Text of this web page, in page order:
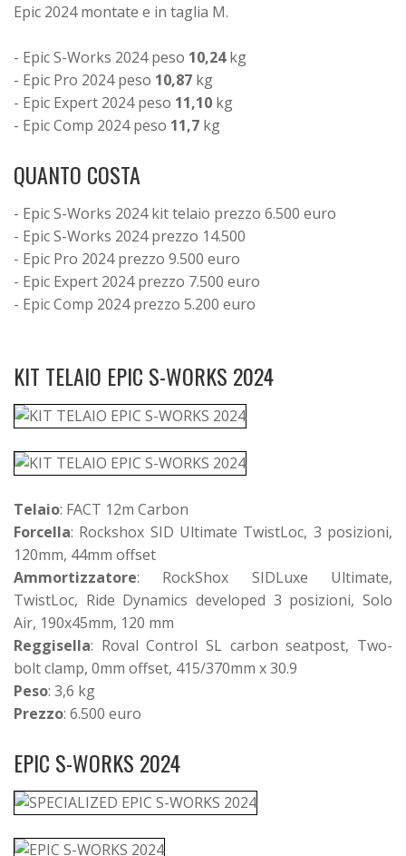
Epic 2024 montate e in taglia M.
- Epic S-Works 2024 peso 10,24kg
- Epic Pro 2024 peso 10,87 kg
- Epic Expert 2024 peso 11,10 kg
- Epic Comp 2024 peso 11,7 kg
QUANTO COSTA
- Epic S-Works 2024 kit telaio prezzo 6.500 euro
- Epic S-Works 2024 prezzo 14.500
- Epic Pro 2024 prezzo 9.500 euro
- Epic Expert 2024 prezzo 7.500 euro
- Epic Comp 2024 prezzo 5.200 euro
KIT TELAIO EPIC S-WORKS 2024
Telaio: FACT 12m Carbon
Forcella: Rockshox SID Ultimate TwistLoc, 3 posizioni,
120mm, 44mm offset
Ammortizzatore: RockShox SIDLuxe Ultimate,
TwistLoc, Ride Dynamics developed 3 posizioni, Solo
Air, 190x45mm, 120 mm
Reggisella: Roval Control SL carbon seatpost, Two-
bolt clamp, 0mm offset, 415/370mm x 30.9
Peso: 3,6 kg
Prezzo: 6.500 euro
EPIC S-WORKS 2024